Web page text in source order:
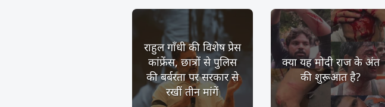
राहुल गाँधी की विशेष प्रेस
कांफ्रेंस, छात्रों से पुलिस
की बर्बरता पर सरकार से
रखीं तीन मांगें
क्या यह मोदी राज के अंत
की शुरूआत है?